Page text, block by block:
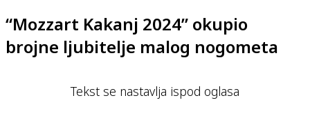
“Mozzart Kakanj 2024” okupio
brojne ljubitelje malog nogometa
Tekst se nastavlja ispod oglasa